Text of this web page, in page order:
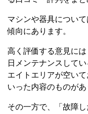
マシンや器具につい
傾向にあります。
高く評価する意見に
日メンテナンスして
エイトエリアが空い
いった内容のものがあ
その一方で、「故障